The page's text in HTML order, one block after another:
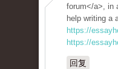
forum</a>, in
help writing a
https://
https://
回复